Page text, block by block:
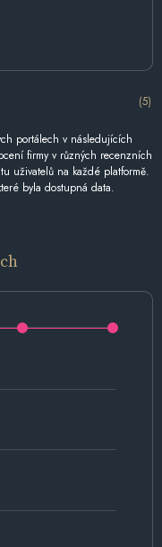
(5)
portálech v následujících
firmy v různých recenzních
uživatelů na každé platformě.
byla dostupná data.